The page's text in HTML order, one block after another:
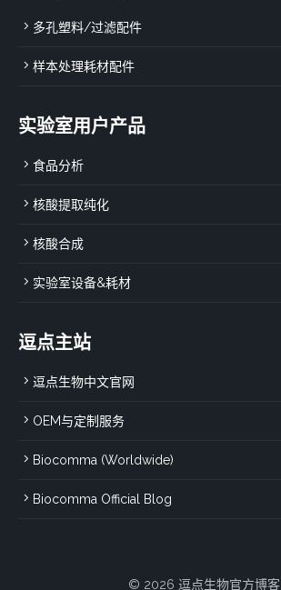
多孔塑料/过滤配件
样本处理耗材配件
实验室用户产品
食品分析
核酸提取纯化
核酸合成
实验室设备&耗材
逗点主站
逗点生物中文官网
OEM与定制服务
Biocomma (Worldwide)
Biocomma Official Blog
© 2026 逗点生物官方博客